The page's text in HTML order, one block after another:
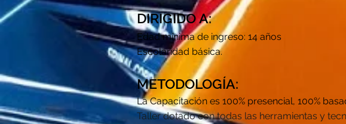
DIRIGIDO A:
Edad mínima de ingreso: 14 años
Escolaridad básica.
METODOLOGÍA:
La Capacitación es 100% presencial, 100%
Taller dotado con todas las herramientas y